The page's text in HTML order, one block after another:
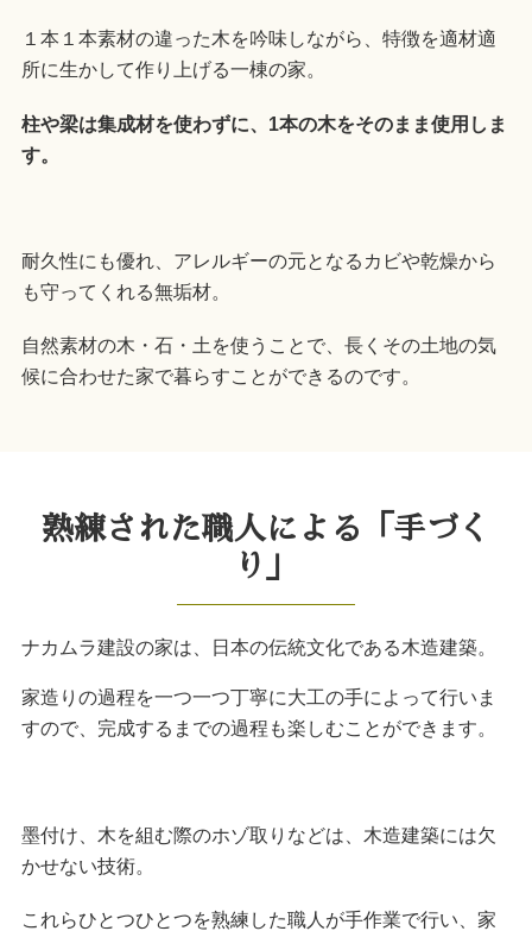
１本１本素材の違った木を吟味しながら、特徴を適材適
所に生かして作り上げる一棟の家。
柱や梁は集成材を使わずに、1本の木をそのまま使用しま
す。
耐久性にも優れ、アレルギーの元となるカビや乾燥から
も守ってくれる無垢材。
自然素材の木・石・土を使うことで、長くその土地の気
候に合わせた家で暮らすことができるのです。
熟練された職人による「手づく
り」
ナカムラ建設の家は、日本の伝統文化である木造建築。
家造りの過程を一つ一つ丁寧に大工の手によって行いま
すので、完成するまでの過程も楽しむことができます。
墨付け、木を組む際のホゾ取りなどは、木造建築には欠
かせない技術。
これらひとつひとつを熟練した職人が手作業で行い、家